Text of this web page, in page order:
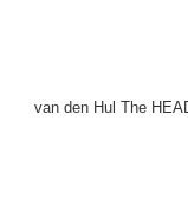
van den Hul The